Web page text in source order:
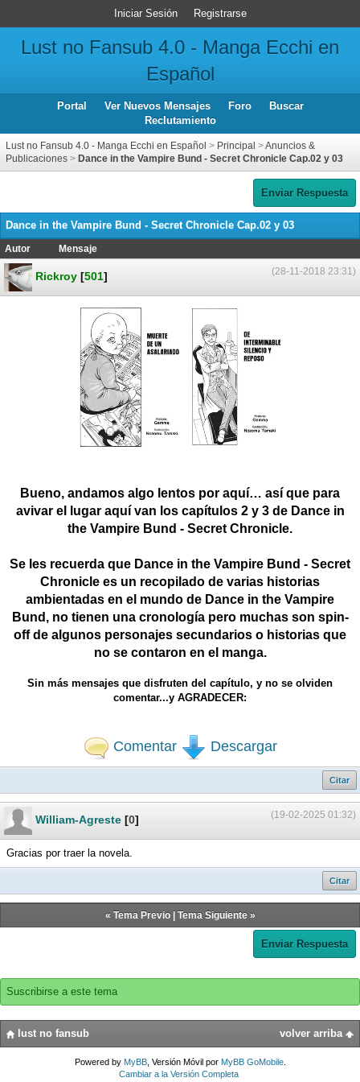
Iniciar Sesión Registrarse
Lust no Fansub 4.0 - Manga Ecchi en
Español
Portal Ver Nuevos Mensajes Foro
Buscar
Reclutamiento
Lust no Fansub 4.0 - Manga Ecchi en Español > Principal >Anuncios &
Publicaciones > Dance in the Vampire Bund - Secret Chronicle Cap.02 y 03
Enviar Respuesta
Dance in the Vampire Bund - Secret Chronicle Cap.02 y 03
Autor
Mensaje
(28-11-2018 23:31)
Rickroy [501]
Bueno, andamos algo lentos por aquí… así que para
avivar el lugar aquí van los capítulos 2 y 3 de Dance in
the Vampire Bund - Secret Chronicle.
Se les recuerda que Dance in the Vampire Bund - Secret
Chronicle es un recopilado de varias historias
ambientadas en el mundo de Dance in the Vampire
Bund, no tienen una cronología pero muchas son spin-
off de algunos personajes secundarios o historias que
no se contaron en el manga.
Sin más mensajes que disfruten del capítulo, y no se olviden
comentar...y AGRADECER:
Comentar Descargar
Citar
(19-02-2025 01:32)
William-Agreste [0]
Gracias por traer la novela.
Citar
« Tema Previo| Tema Siguiente»
Enviar Respuesta
Suscribirse a este tema
volver arriba
lust no fansub
Powered by MyBB, Versión Móvil por MyBB GoMobile.
Cambiar a la Versión Completa